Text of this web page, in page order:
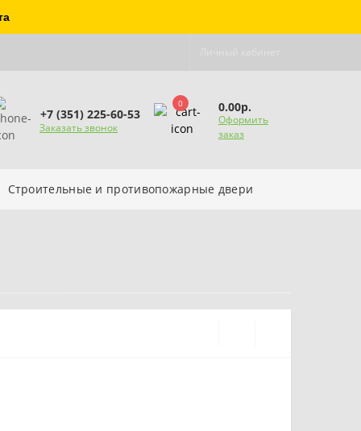
+7 (351) 225-60-53
Заказать звонок
0 0.00р.
Оформить
заказ
Строительные и противопожарные двери